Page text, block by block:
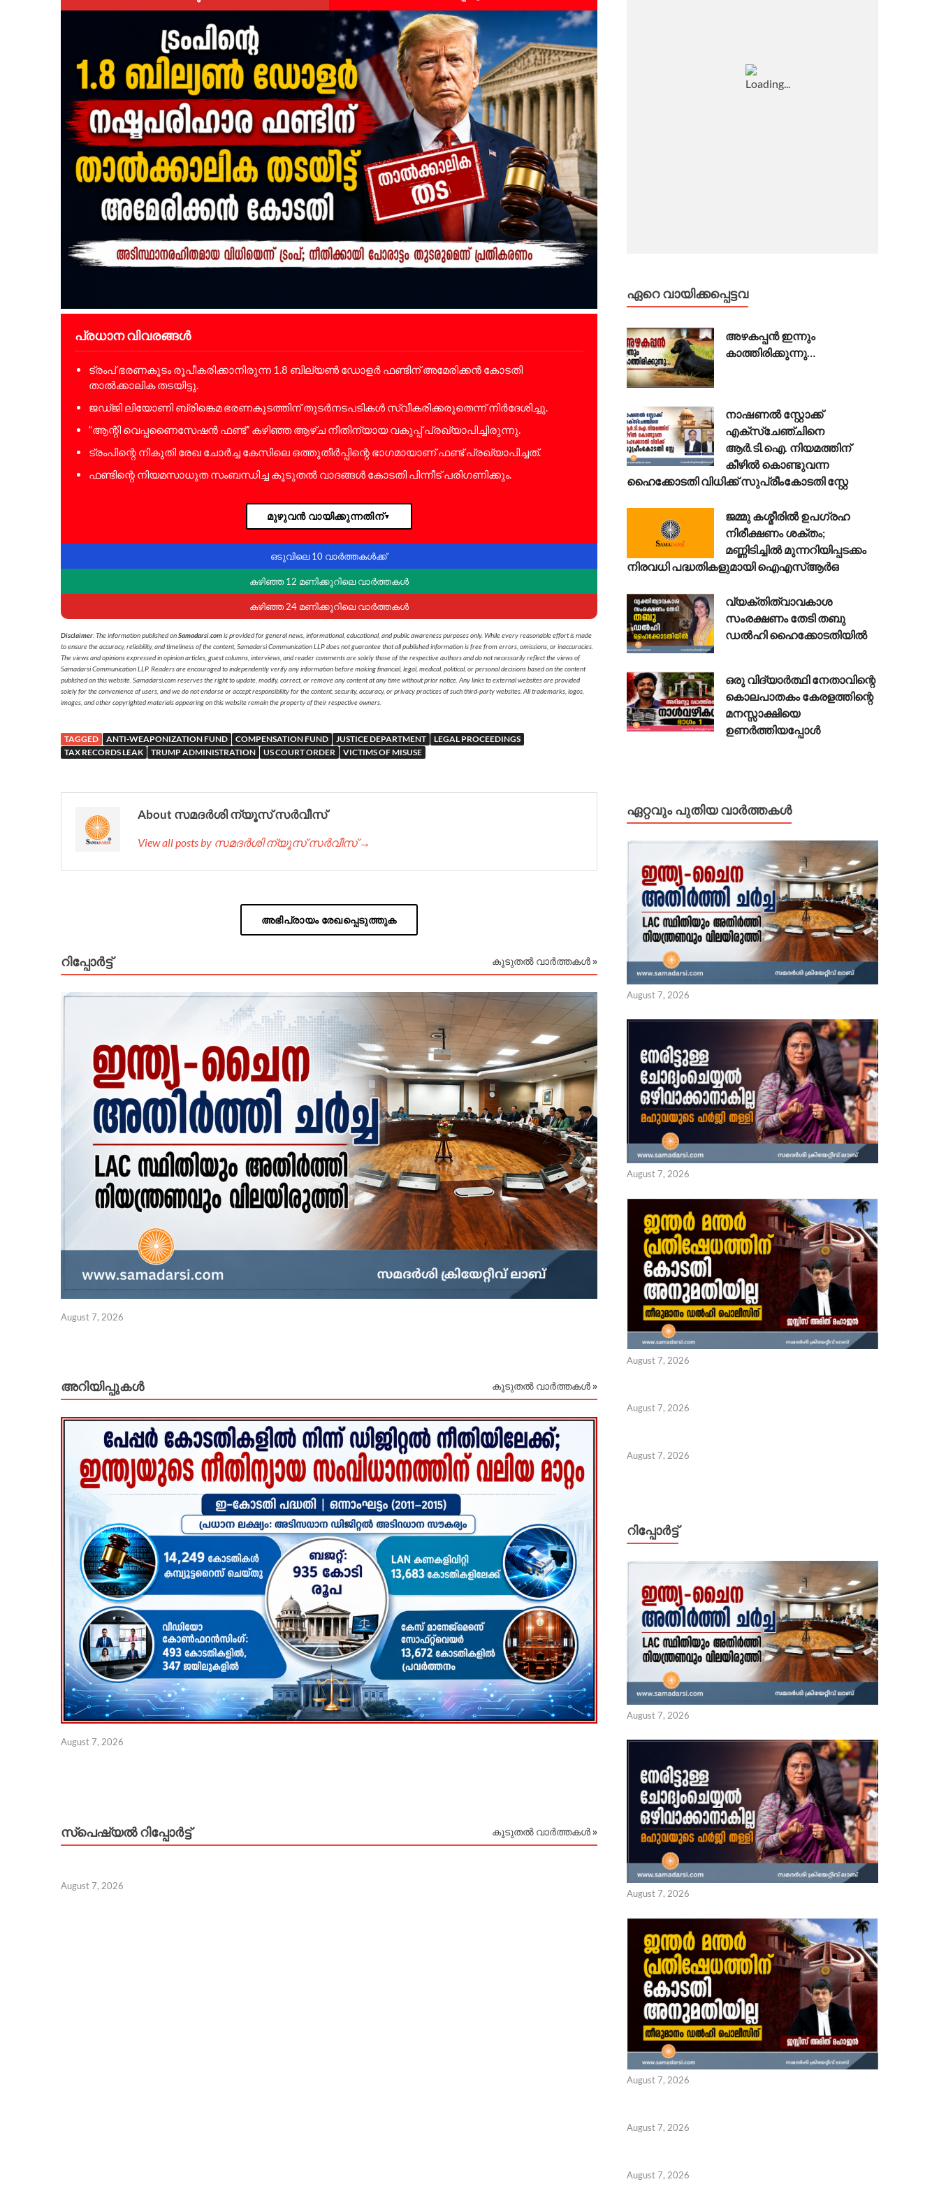
പ്രധാന വിവരങ്ങൾ
ട്രംപ് ഭരണകൂടം രൂപീകരിക്കാനിരുന്ന 1.8 ബില്യൺ ഡോളർ ഫണ്ടിന് അമേരിക്കൻ കോടതി
താൽക്കാലിക തടയിട്ടു.
ജഡ്ജി ലിയോണി ബ്രിങ്കെമ ഭരണകൂടത്തിന് തുടർനടപടികൾ സ്വീകരിക്കരുതെന്ന് നിർദേശിച്ചു.
“ആന്റി വെപ്പണൈസേഷൻ ഫണ്ട്” കഴിഞ്ഞ ആഴ്ച നീതിന്യായ വകുപ്പ് പ്രഖ്യാപിച്ചിരുന്നു.
ട്രംപിന്റെ നികുതി രേഖ ചോർച്ച കേസിലെ ഒത്തുതീർപ്പിന്റെ ഭാഗമായാണ് ഫണ്ട് പ്രഖ്യാപിച്ചത്.
ഫണ്ടിന്റെ നിയമസാധുത സംബന്ധിച്ച കൂടുതൽ വാദങ്ങൾ കോടതി പിന്നീട് പരിഗണിക്കും.
മുഴുവൻ വായിക്കുന്നതിന്▼
ഒടുവിലെ 10 വാർത്തകൾക്ക്
കഴിഞ്ഞ 12 മണിക്കൂറിലെ വാർത്തകൾ
കഴിഞ്ഞ 24 മണിക്കൂറിലെ വാർത്തകൾ
Disclaimer: The information published onSamadarsi.comis provided for general news, informational, educational, and public awareness purposes only. While every reasonable effort is made
to ensure the accuracy, reliability, and timeliness of the content, Samadarsi Communication LLP does not guarantee that all published information is free from errors, omissions, or inaccuracies.
The views and opinions expressed in opinion articles, guest columns, interviews, and reader comments are solely those of the respective authors and do not necessarily reflect the views of
Samadarsi Communication LLP. Readers are encouraged to independently verify any information before making financial, legal, medical, political, or personal decisions based on the content
published on this website. Samadarsi.com reserves the right to update, modify, correct, or remove any content at any time without prior notice. Any links to external websites are provided
solely for the convenience of users, and we do not endorse or accept responsibility for the content, security, accuracy, or privacy practices of such third-party websites. All trademarks, logos,
images, and other copyrighted materials appearing on this website remain the property of their respective owners.
TAGGED ANTI-WEAPONIZATION FUND COMPENSATION FUND JUSTICE DEPARTMENT
LEGAL PROCEEDINGS
TAX RECORDS LEAK
TRUMP ADMINISTRATION US COURT ORDER VICTIMS OF MISUSE
About സമദർശി ന്യൂസ് സർവീസ്
View all posts by സമദർശി ന്യൂസ് സർവീസ് →
അഭിപ്രായം രേഖപ്പെടുത്തുക
റിപ്പോര്‍ട്ട് കൂടുതൽ വാർത്തകൾ »
August 7, 2026 August 7, 2026
അറിയിപ്പുകള്‍ കൂടുതൽ വാർത്തകൾ »
August 7, 2026 ‘ബോസ് സ്കാം’ തട്ടിപ്പിൽ ജാഗ്രത; വാട്സ്ആപ്പ്
സ്പെഷ്യൽ റിപ്പോര്‍ട്ട് കൂടുതൽ വാർത്തകൾ »
August 7, 2026
ഏറെ വായിക്കപ്പെട്ടവ
അഴകപ്പൻ ഇന്നും
കാത്തിരിക്കുന്നു…
നാഷണൽ സ്റ്റോക്ക്
എക്സ്ചേഞ്ചിനെ
ആർ.ടി.ഐ. നിയമത്തിന്
കീഴിൽ കൊണ്ടുവന്ന
ഹൈക്കോടതി വിധിക്ക് സുപ്രീംകോടതി സ്റ്റേ
ജമ്മു കശ്മീരിൽ ഉപഗ്രഹ
നിരീക്ഷണം ശക്തം;
മണ്ണിടിച്ചിൽ മുന്നറിയിപ്പടക്കം
നിരവധി പദ്ധതികളുമായി ഐഎസ്ആർഒ
വ്യക്തിത്വാവകാശ
സംരക്ഷണം തേടി തബു
ഡൽഹി ഹൈക്കോടതിയിൽ
ഒരു വിദ്യാർത്ഥി നേതാവിന്റെ
കൊലപാതകം കേരളത്തിന്റെ
മനസ്സാക്ഷിയെ
ഉണർത്തിയപ്പോൾ
ഏറ്റവും പുതിയ വാർത്തകൾ
August 7, 2026
August 7, 2026
August 7, 2026
August 7, 2026
August 7, 2026
റിപ്പോര്‍ട്ട്
August 7, 2026
August 7, 2026
August 7, 2026
August 7, 2026
August 7, 2026